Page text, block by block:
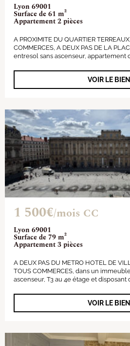
Lyon 69001
Surface de 61 m²
Appartement 2 pièces
A PROXIMITE DU QUARTIER
COMMERCES, A DEUX PAS DE LA
entresol sans ascenseur, appartement
VOIR LE BIEN
Lyon 69001
Surface de 79 m²
Appartement 3 pièces
1 500€/mois CC
A DEUX PAS DU METRO HOTEL DE
TOUS COMMERCES, dans un
ascenseur, T3 au 4e étage et disposant
VOIR LE BIEN